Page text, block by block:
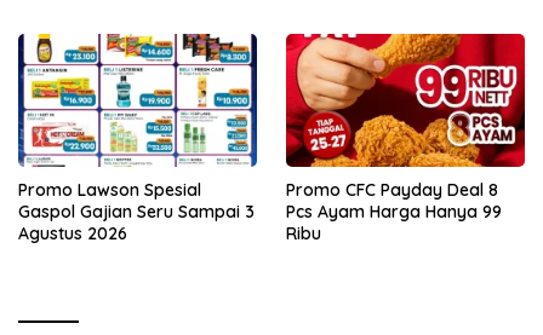
Promo Lawson Spesial
Gaspol Gajian Seru Sampai 3
Agustus 2026
Promo CFC Payday Deal 8
Pcs Ayam Harga Hanya 99
Ribu